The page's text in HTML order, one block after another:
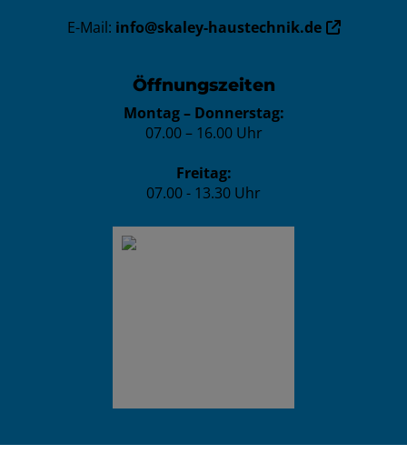
E-Mail: info@skaley-haustechnik.de
Öffnungszeiten
Montag – Donnerstag:
07.00 – 16.00 Uhr
Freitag:
07.00 - 13.30 Uhr